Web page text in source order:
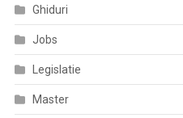
Ghiduri
Jobs
Legislatie
Master